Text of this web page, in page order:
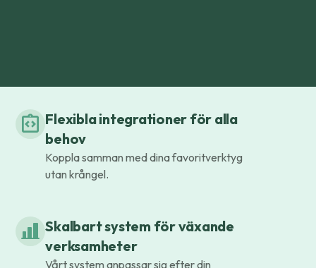
Flexibla integrationer för alla
behov
Koppla samman med dina favoritverktyg
utan krångel.
Skalbart system för växande
verksamheter
Vårt system anpassar sig efter din